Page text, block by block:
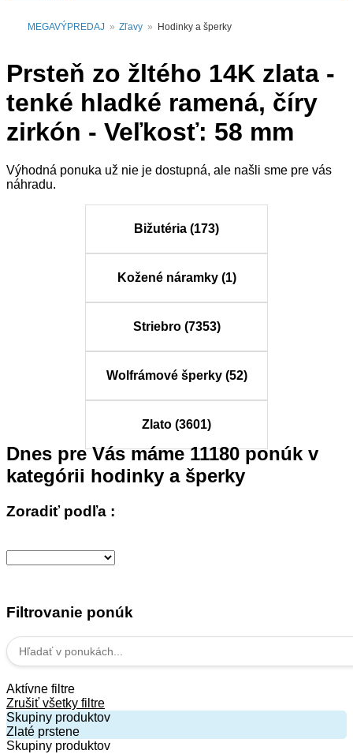
MEGAVÝPREDAJ » Zľavy » Hodinky a šperky
Prsteň zo žltého 14K zlata -
tenké hladké ramená, číry
zirkón - Veľkosť: 58 mm
Výhodná ponuka už nie je dostupná, ale našli sme pre vás
náhradu.
Bižutéria (173)
Kožené náramky (1)
Striebro (7353)
Wolfrámové šperky (52)
Zlato (3601)
Dnes pre Vás máme11180ponúk v
kategórii hodinky a šperky
Zoradiť podľa :
Filtrovanie ponúk
Aktívne filtre
Zrušiť všetky filtre
Skupiny produktov
Zlaté prstene
Skupiny produktov